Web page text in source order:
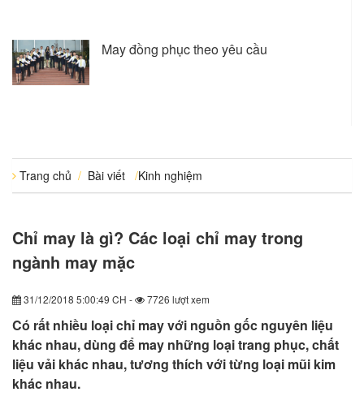
May đồng phục theo yêu cầu
Trang chủ / Bài viết /Kinh nghiệm
Chỉ may là gì? Các loại chỉ may trong
ngành may mặc
31/12/2018 5:00:49 CH - 7726 lượt xem
Có rất nhiều loại chỉ may với nguồn gốc nguyên liệu
khác nhau, dùng để may những loại trang phục, chất
liệu vải khác nhau, tương thích với từng loại mũi kim
khác nhau.